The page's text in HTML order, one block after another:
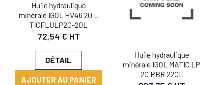
Huile hydraulique
minérale IGOL HV46 20 L
TICFLULP20-20L
72,54 € HT
DÉTAIL
AJOUTER AU PANIER
Huile hydraulique
minérale IGOL MATIC LP
20 PBR 220L